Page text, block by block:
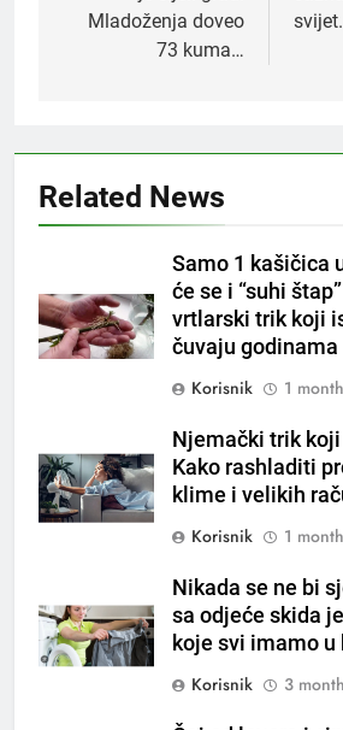
Mladoženja doveo
73 kuma…
Related News
Samo 1 kašičica
će se i “suhi
vrtlarski trik koji
čuvaju godinama
Korisnik
1
Njemački trik
Kako rashladiti
klime i velikih
Korisnik
1
Nikada se ne bi
sa odjeće skida
koje svi imamo u
Korisnik
3
Čaj od lovora
napitak za
OSTALO
ČISTAČ
na prazan
raditi kao sat,
OSTALO
Tračevi su
preokupacija:
tri znaka
OSTALO